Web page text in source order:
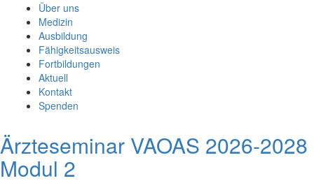
Über uns
Medizin
Ausbildung
Fähigkeitsausweis
Fortbildungen
Aktuell
Kontakt
Spenden
Ärzteseminar VAOAS 2026-2028
Modul 2